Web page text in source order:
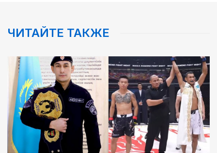
ЧИТАЙТЕ ТАКЖЕ